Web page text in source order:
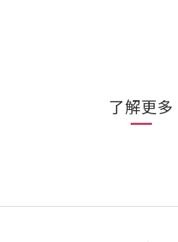
了解更多